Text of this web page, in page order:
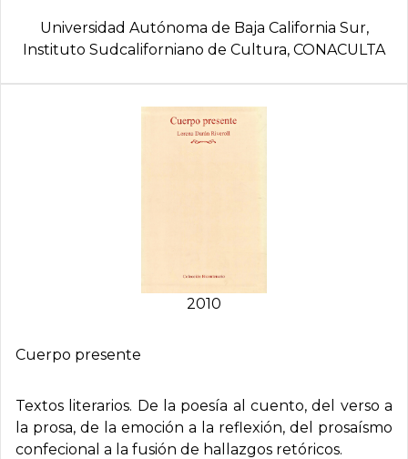
Universidad Autónoma de Baja California Sur,
Instituto Sudcaliforniano de Cultura, CONACULTA
2010
Cuerpo presente
Textos literarios. De la poesía al cuento, del verso a
la prosa, de la emoción a la reflexión, del prosaísmo
confecional a la fusión de hallazgos retóricos.